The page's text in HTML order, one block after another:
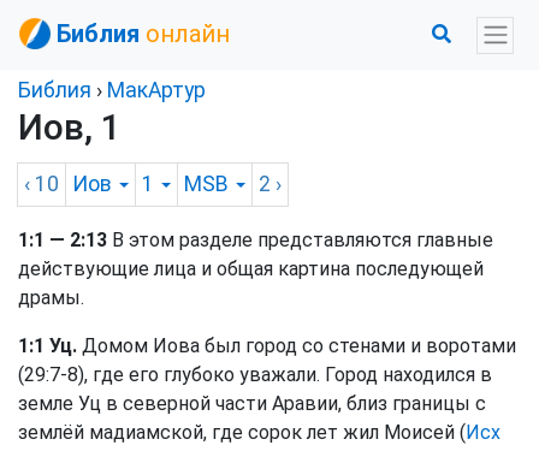
Библия онлайн
Библия › МакАртур
Иов, 1
‹ 10 Иов 1 MSB 2 ›
1:1 — 2:13 В этом разделе представляются главные
действующие лица и общая картина последующей
драмы.
1:1 Уц. Домом Иова был город со стенами и воротами
(29:7-8), где его глубоко уважали. Город находился в
земле Уц в северной части Аравии, близ границы с
землёй мадиамской, где сорок лет жил Моисей (Исх